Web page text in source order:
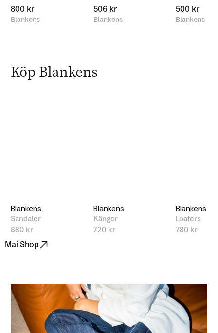
800 kr
Blankens
506 kr
Blankens
500 kr
Blankens
Köp Blankens
Blankens
Sandaler
880 kr
Blankens
Kängor
720 kr
Blankens
Loafers
780 kr
Mai Shop